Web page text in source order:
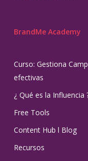
BrandMe Academy
Curso: Gestiona
efectivas
¿ Qué es la Influencia
Free Tools
Content Hub l Blog
Recursos